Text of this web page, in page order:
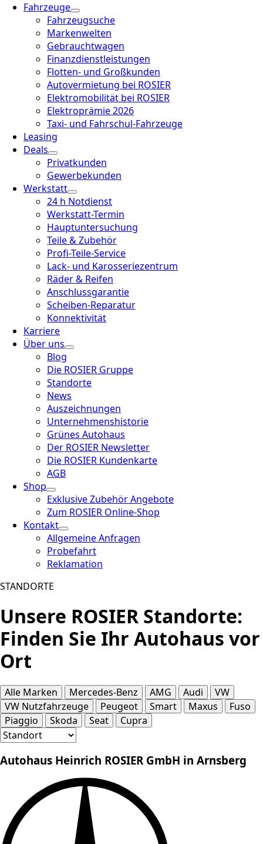
Fahrzeuge
Fahrzeugsuche
Markenwelten
Gebrauchtwagen
Finanzdienstleistungen
Flotten- und Großkunden
Autovermietung bei ROSIER
Elektromobilität bei ROSIER
Elektroprämie 2026
Taxi- und Fahrschul-Fahrzeuge
Leasing
Deals
Privatkunden
Gewerbekunden
Werkstatt
24 h Notdienst
Werkstatt-Termin
Hauptuntersuchung
Teile & Zubehör
Profi-Teile-Service
Lack- und Karosseriezentrum
Räder & Reifen
Anschlussgarantie
Scheiben-Reparatur
Konnektivität
Karriere
Über uns
Blog
Die ROSIER Gruppe
Standorte
News
Auszeichnungen
Unternehmenshistorie
Grünes Autohaus
Der ROSIER Newsletter
Die ROSIER Kundenkarte
AGB
Shop
Exklusive Zubehör Angebote
Zum ROSIER Online-Shop
Kontakt
Allgemeine Anfragen
Probefahrt
Reklamation
STANDORTE
Unsere ROSIER Standorte:
Finden Sie Ihr Autohaus vor
Ort
Alle Marken Mercedes-Benz AMG Audi
VW
VW Nutzfahrzeuge
Peugeot Smart Maxus
Fuso
Piaggio
Skoda Seat Cupra
Autohaus Heinrich ROSIER GmbH in Arnsberg